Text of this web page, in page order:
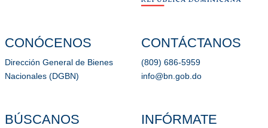
CONÓCENOS
Dirección General de Bienes
Nacionales (DGBN)
BÚSCANOS
CONTÁCTANOS
(809) 686-5959
info@bn.gob.do
INFÓRMATE